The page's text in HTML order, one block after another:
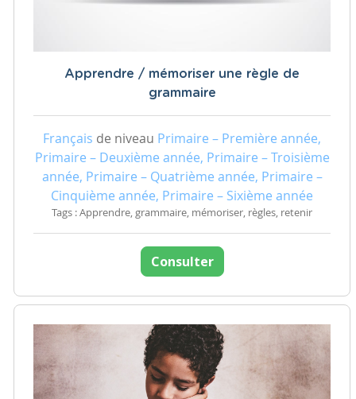
Apprendre / mémoriser une règle de
grammaire
Français de niveau Primaire – Première année,
Primaire – Deuxième année, Primaire – Troisième
année, Primaire – Quatrième année, Primaire –
Cinquième année, Primaire – Sixième année
Tags : Apprendre, grammaire, mémoriser, règles, retenir
Consulter